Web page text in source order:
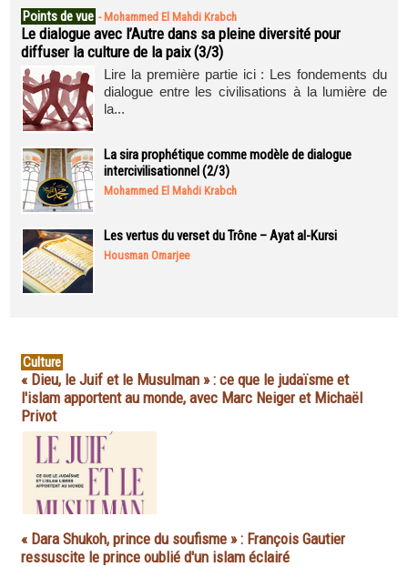
Points de vue - Mohammed El Mahdi Krabch
Le dialogue avec l’Autre dans sa pleine diversité pour
diffuser la culture de la paix (3/3)
Lire la première partie ici : Les fondements du
dialogue entre les civilisations à la lumière de
la...
La sira prophétique comme modèle de dialogue
intercivilisationnel (2/3)
Mohammed El Mahdi Krabch
Les vertus du verset du Trône – Ayat al-Kursi
Housman Omarjee
Culture
« Dieu, le Juif et le Musulman » : ce que le judaïsme et
l'islam apportent au monde, avec Marc Neiger et Michaël
Privot
« Dara Shukoh, prince du soufisme » : François Gautier
ressuscite le prince oublié d'un islam éclairé